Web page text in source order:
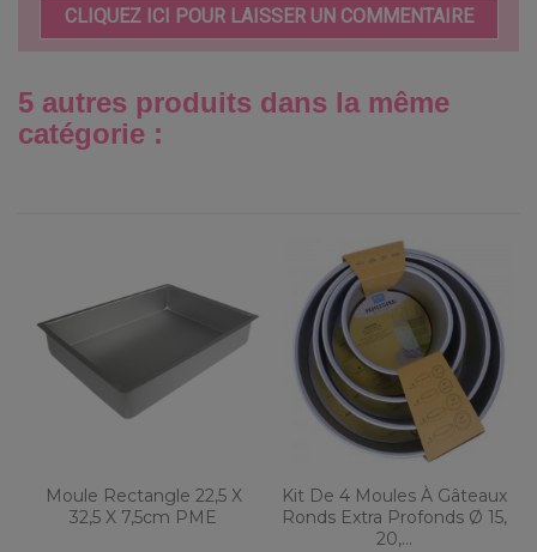
CLIQUEZ ICI POUR LAISSER UN COMMENTAIRE
5 autres produits dans la même
catégorie :
Moule Rectangle 22,5 X
32,5 X 7,5cm PME
Kit De 4 Moules À Gâteaux
Ronds Extra Profonds Ø 15,
20,...